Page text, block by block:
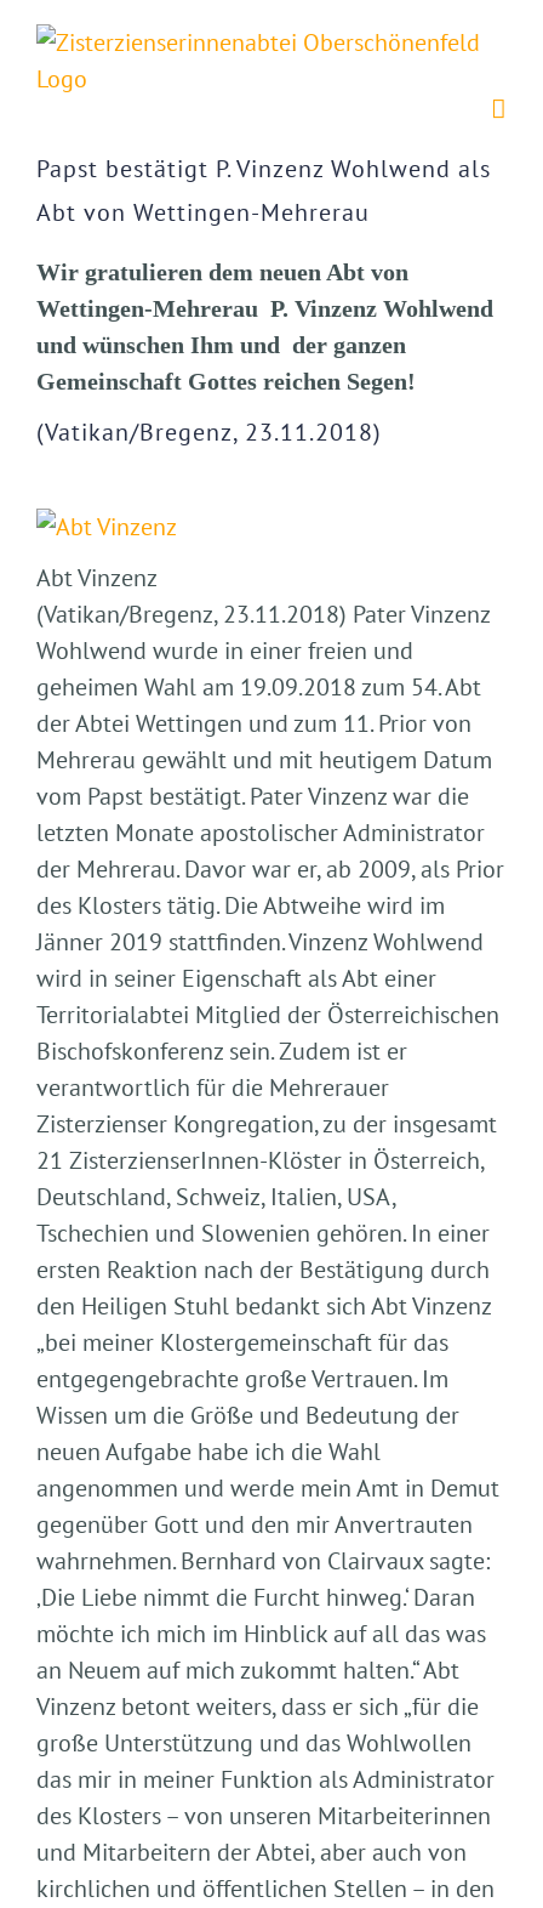
Zum
Inhalt
springen
Papst bestätigt P. Vinzenz Wohlwend als
Abt von Wettingen-Mehrerau
Wir gratulieren dem neuen Abt von
Wettingen-Mehrerau P. Vinzenz Wohlwend
und wünschen Ihm und der ganzen
Gemeinschaft Gottes reichen Segen!
(Vatikan/Bregenz, 23.11.2018)
Abt Vinzenz
(Vatikan/Bregenz, 23.11.2018) Pater Vinzenz
Wohlwend wurde in einer freien und
geheimen Wahl am 19.09.2018 zum 54. Abt
der Abtei Wettingen und zum 11. Prior von
Mehrerau gewählt und mit heutigem Datum
vom Papst bestätigt. Pater Vinzenz war die
letzten Monate apostolischer Administrator
der Mehrerau. Davor war er, ab 2009, als Prior
des Klosters tätig. Die Abtweihe wird im
Jänner 2019 stattfinden. Vinzenz Wohlwend
wird in seiner Eigenschaft als Abt einer
Territorialabtei Mitglied der Österreichischen
Bischofskonferenz sein. Zudem ist er
verantwortlich für die Mehrerauer
Zisterzienser Kongregation, zu der insgesamt
21 ZisterzienserInnen-Klöster in Österreich,
Deutschland, Schweiz, Italien, USA,
Tschechien und Slowenien gehören. In einer
ersten Reaktion nach der Bestätigung durch
den Heiligen Stuhl bedankt sich Abt Vinzenz
„bei meiner Klostergemeinschaft für das
entgegengebrachte große Vertrauen. Im
Wissen um die Größe und Bedeutung der
neuen Aufgabe habe ich die Wahl
angenommen und werde mein Amt in Demut
gegenüber Gott und den mir Anvertrauten
wahrnehmen. Bernhard von Clairvaux sagte:
‚Die Liebe nimmt die Furcht hinweg.‘ Daran
möchte ich mich im Hinblick auf all das was
an Neuem auf mich zukommt halten.“ Abt
Vinzenz betont weiters, dass er sich „für die
große Unterstützung und das Wohlwollen
das mir in meiner Funktion als Administrator
des Klosters – von unseren Mitarbeiterinnen
und Mitarbeitern der Abtei, aber auch von
kirchlichen und öffentlichen Stellen – in den